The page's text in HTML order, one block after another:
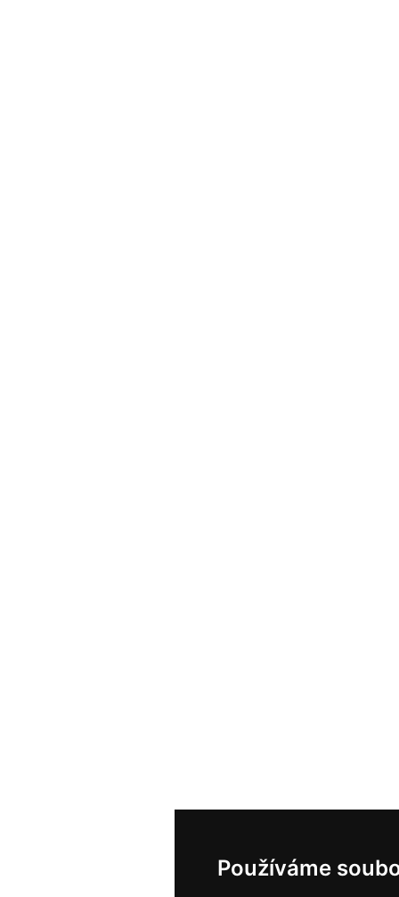
Používáme